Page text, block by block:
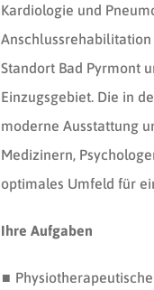
Kardiologie und
Standort Bad Pyrmont
Einzugsgebiet. Die in
moderne Ausstattung
Medizinern,
optimales Umfeld für
Ihre Aufgaben